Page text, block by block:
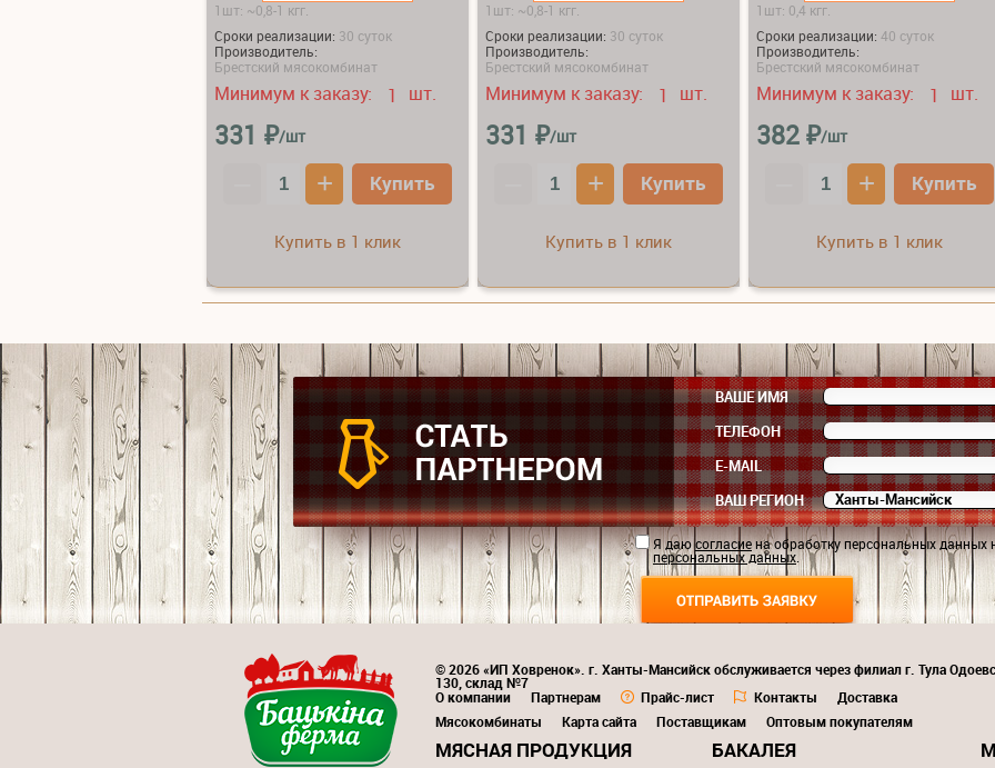
1шт: ~0,8-1 кгг.
Сроки реализации: 30 суток
Производитель:
Брестский мясокомбинат
Минимум к заказу: 1 шт.
331 ₽/шт
+ Купить
Купить в 1 клик
1шт: ~0,8-1 кгг.
Сроки реализации: 30 суток
Производитель:
Брестский мясокомбинат
Минимум к заказу: 1 шт.
331 ₽/шт
+ Купить
Купить в 1 клик
1шт: 0,4 кгг.
Сроки реализации: 40 суток
Производитель:
Брестский мясокомбинат
Минимум к заказу: 1 шт.
382₽/шт
+ Купить
Купить в 1 клик
ВАШЕ ИМЯ
ТЕЛЕФОН
E-MAIL
ВАШ РЕГИОН
Я даюсогласиена обработку персональных данных
персональных данных
© 2026 «ИП Ховренок». г. Ханты-Мансийск обслуживается через филиал г. Тула
130, склад №7
О компании
Партнерам Прайс-лист Контакты
Доставка
Мясокомбинаты
Карта сайта Поставщикам Оптовым покупателям
МЯСНАЯ ПРОДУКЦИЯ БАКАЛЕЯ